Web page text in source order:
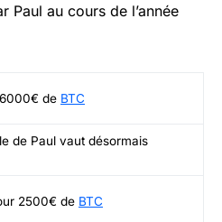
Paul au cours de l’année
de BTC
de Paul vaut désormais
2500€ de BTC